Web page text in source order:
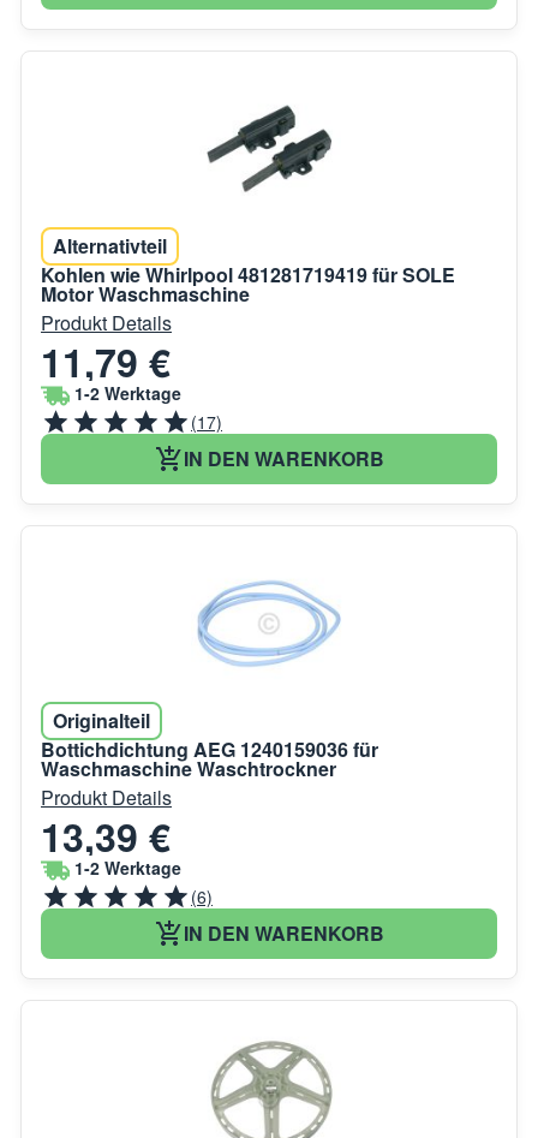
Alternativteil
Kohlen wie Whirlpool 481281719419 für SOLE
Motor Waschmaschine
Produkt Details
11,79 €
1-2 Werktage
(17)
IN DEN WARENKORB
Originalteil
Bottichdichtung AEG 1240159036 für
Waschmaschine Waschtrockner
Produkt Details
13,39 €
1-2 Werktage
(6)
IN DEN WARENKORB